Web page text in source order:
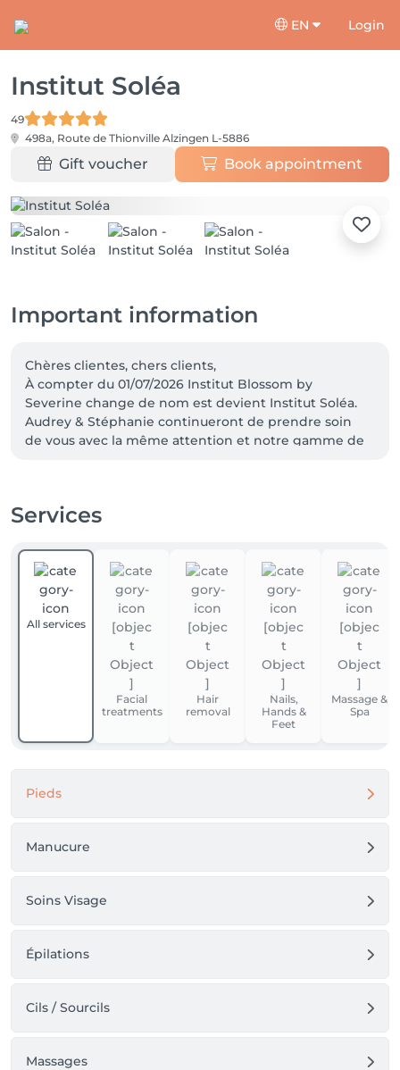
EN Login
Institut Soléa
49
498a, Route de Thionville Alzingen L-5886
Gift voucher Book appointment
Important information
Chères clientes, chers clients,
À compter du 01/07/2026 Institut Blossom by
Severine change de nom est devient Institut Soléa.
Audrey & Stéphanie continueront de prendre soin
de vous avec la même attention et notre gamme de
Services
All services
Facial
treatments
Hair
removal
Nails,
Hands &
Feet
Massage &
Spa
Pieds
Manucure
Soins Visage
Épilations
Cils / Sourcils
Massages